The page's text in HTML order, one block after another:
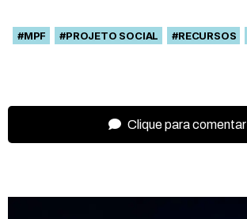
#MPF #PROJETO SOCIAL #RECURSOS
Clique para comentar